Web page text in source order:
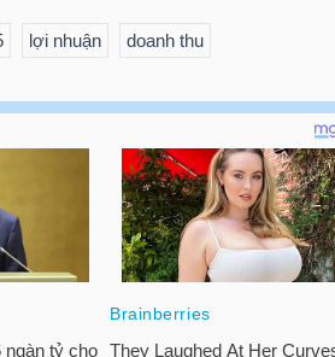
lợi nhuận doanh thu